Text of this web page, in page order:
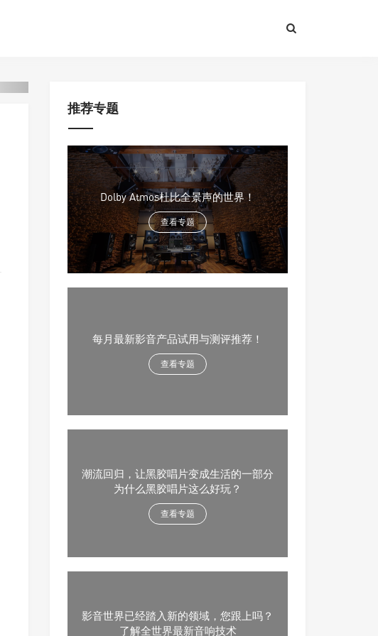
推荐专题
Dolby Atmos杜比全景声的世界！
查看专题
每月最新影音产品试用与测评推荐！
查看专题
潮流回归，让黑胶唱片变成生活的一部分
为什么黑胶唱片这么好玩？
查看专题
影音世界已经踏入新的领域，您跟上吗？
了解全世界最新音响技术